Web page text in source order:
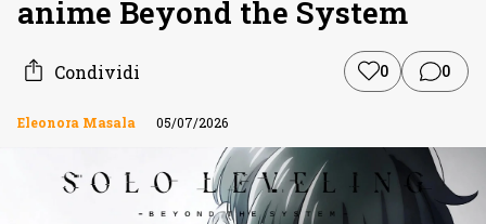
anime Beyond the System
Condividi 0 0
Eleonora Masala 05/07/2026